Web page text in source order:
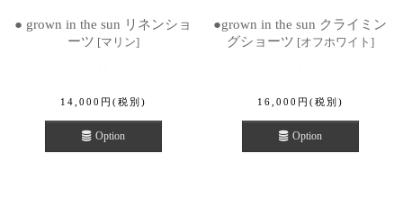
● grown in the sun リネンショ
ーツ [マリン]
14,000 円 (税別)
Option
●grown in the sun クライミン
グショーツ [オフホワイト ]
16,000 円 (税別)
Option